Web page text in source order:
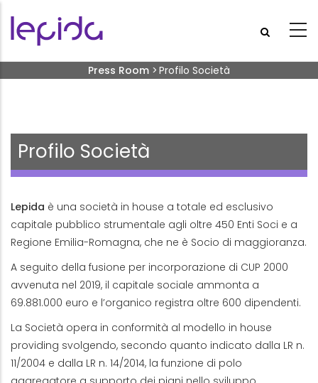
Briciole di pane
Press Room > Profilo Società
Profilo Società
Lepida è una società in house a totale ed esclusivo
capitale pubblico strumentale agli oltre 450 Enti Soci e a
Regione Emilia-Romagna, che ne è Socio di maggioranza.
A seguito della fusione per incorporazione di CUP 2000
avvenuta nel 2019, il capitale sociale ammonta a
69.881.000 euro e l’organico registra oltre 600 dipendenti.
La Società opera in conformità al modello in house
providing svolgendo, secondo quanto indicato dalla LR n.
11/2004 e dalla LR n. 14/2014, la funzione di polo